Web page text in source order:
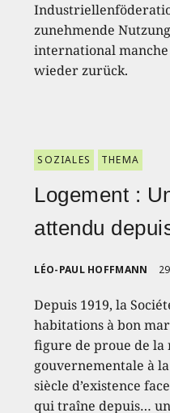
zunehmende
international
wieder zurück.
SOZIALES THEMA
Logement :
attendu
LÉO-PAUL HOFFMANN
Depuis 1919, la
habitations à bon
figure de proue de la
gouvernementale à
siècle d’existence
qui traîne depuis…